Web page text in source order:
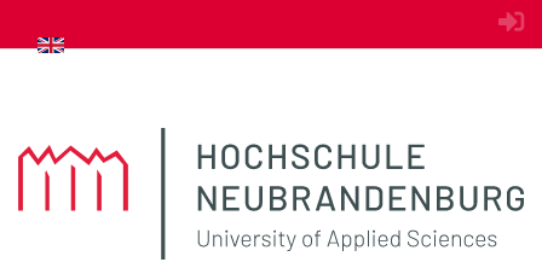
zum Inhalt springen